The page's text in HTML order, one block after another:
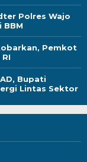
Polres Wajo
Pemkot
Bupati
Lintas Sektor